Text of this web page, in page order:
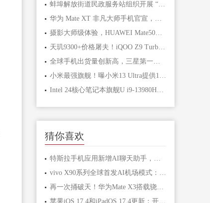
蚌埠解放街道民政服务站组织开展 “玩转手机”智能手机应用讲座
华为 Mate XT 非凡大师手机官宣，预计为首款三折叠屏手机
摄影大师级体验，HUAWEI Mate50定格每一刻非凡瞬间
天玑9300+价格屠夫！iQOO Z9 Turbo+入网：支持80W快充
全球手机出货量创新高，三星第一苹果第二
小米最强旗舰！曝小米13 Ultra提供16+512GB版本
Intel 24核心笔记本旗舰U i9-13980HX跑分首曝：超越32核心撕裂者
猜你喜欢
再一次捅破天！华为Mate X3搭载骁龙8+/卫星通信技术
苹果iOS 17.4和iPadOS 17.4更新：开发者可默认关闭视频通话中的“表情反应”功能